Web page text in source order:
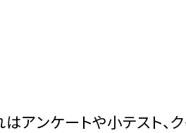
アンケートや小テスト、